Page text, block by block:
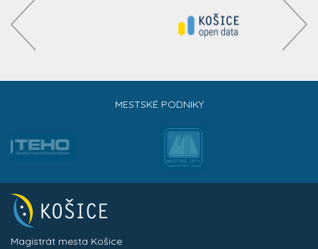
MESTSKÉ PODNIKY
Magistrát mesta Košice